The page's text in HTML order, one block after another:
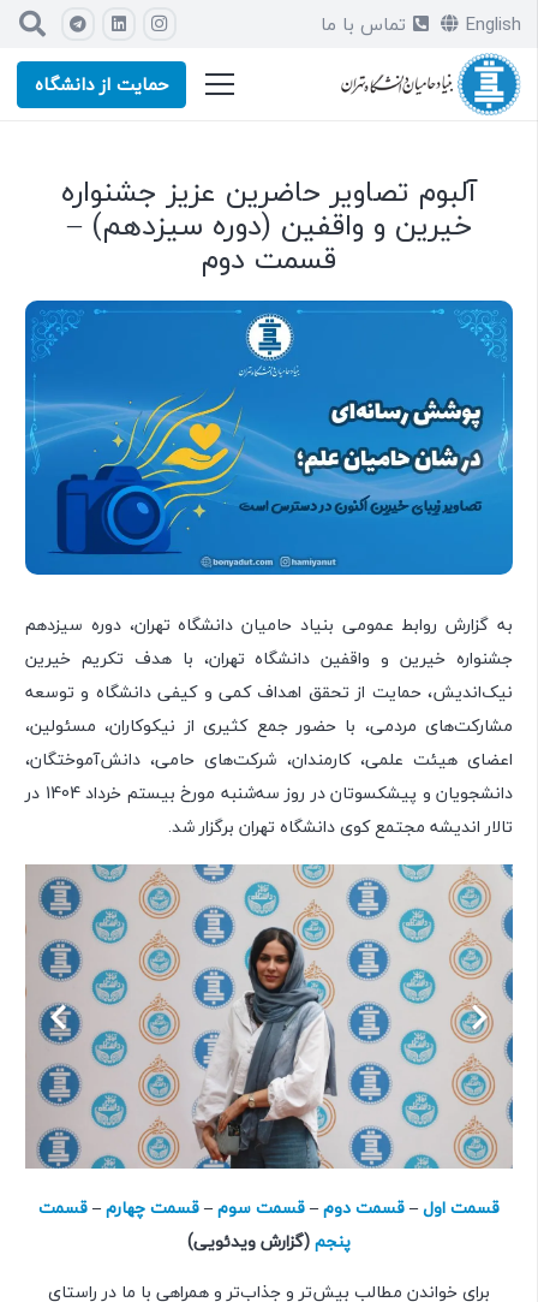
English
تماس با ما
حمایت از دانشگاه
آلبوم تصاویر حاضرین عزیز جشنواره
خیرین و واقفین (دوره سیزدهم) –
قسمت دوم
به گزارش روابط عمومی بنیاد حامیان دانشگاه تهران، دوره سیزدهم
جشنواره خیرین و واقفین دانشگاه تهران، با هدف تکریم خیرین
نیک‌اندیش، حمایت از تحقق اهداف کمی و کیفی دانشگاه و توسعه
مشارکت‌های مردمی، با حضور جمع کثیری از نیکوکاران، مسئولین،
اعضای هیئت علمی، کارمندان، شرکت‌های حامی، دانش‌آموختگان،
دانشجویان و پیشکسوتان در روز سه‌شنبه مورخ بیستم خرداد 1404 در
تالار اندیشه مجتمع کوی دانشگاه تهران برگزار شد.
قسمت اول–قسمت دوم–قسمت سوم–قسمت چهارم–قسمت
پنجم(گزارش ویدئویی)
برای خواندن مطالب بیش‌تر و جذاب‌تر و همراهی با ما در راستای